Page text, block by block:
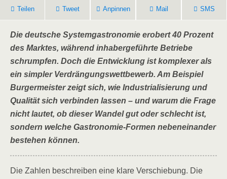
Teilen Tweet Anpinnen Mail SMS
Die deutsche Systemgastronomie erobert 40 Prozent
des Marktes, während inhabergeführte Betriebe
schrumpfen. Doch die Entwicklung ist komplexer als
ein simpler Verdrängungswettbewerb. Am Beispiel
Burgermeister zeigt sich, wie Industrialisierung und
Qualität sich verbinden lassen – und warum die Frage
nicht lautet, ob dieser Wandel gut oder schlecht ist,
sondern welche Gastronomie-Formen nebeneinander
bestehen können.
Die Zahlen beschreiben eine klare Verschiebung. Die